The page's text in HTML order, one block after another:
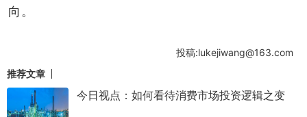
向。
投稿:lukejiwang@163.com
推荐文章
今日视点：如何看待消费市场投资逻辑之变